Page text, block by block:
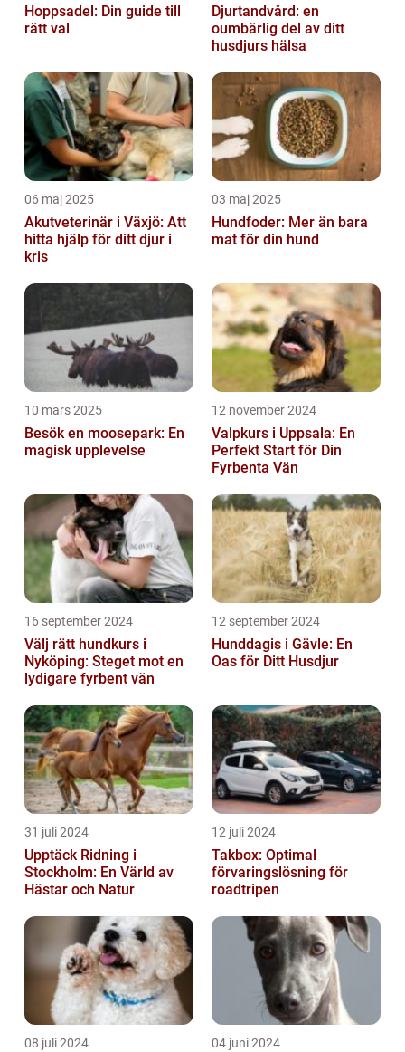
Hoppsadel: Din guide till
rätt val
Djurtandvård: en
oumbärlig del av ditt
husdjurs hälsa
06 maj 2025
Akutveterinär i Växjö: Att
hitta hjälp för ditt djur i
kris
03 maj 2025
Hundfoder: Mer än bara
mat för din hund
10 mars 2025
Besök en moosepark: En
magisk upplevelse
12 november 2024
Valpkurs i Uppsala: En
Perfekt Start för Din
Fyrbenta Vän
16 september 2024
Välj rätt hundkurs i
Nyköping: Steget mot en
lydigare fyrbent vän
12 september 2024
Hunddagis i Gävle: En
Oas för Ditt Husdjur
31 juli 2024
Upptäck Ridning i
Stockholm: En Värld av
Hästar och Natur
12 juli 2024
Takbox: Optimal
förvaringslösning för
roadtripen
08 juli 2024 04 juni 2024